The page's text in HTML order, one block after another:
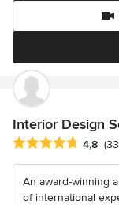
Interior Design
Durchschnittliche
4,8
An award-winning
of international